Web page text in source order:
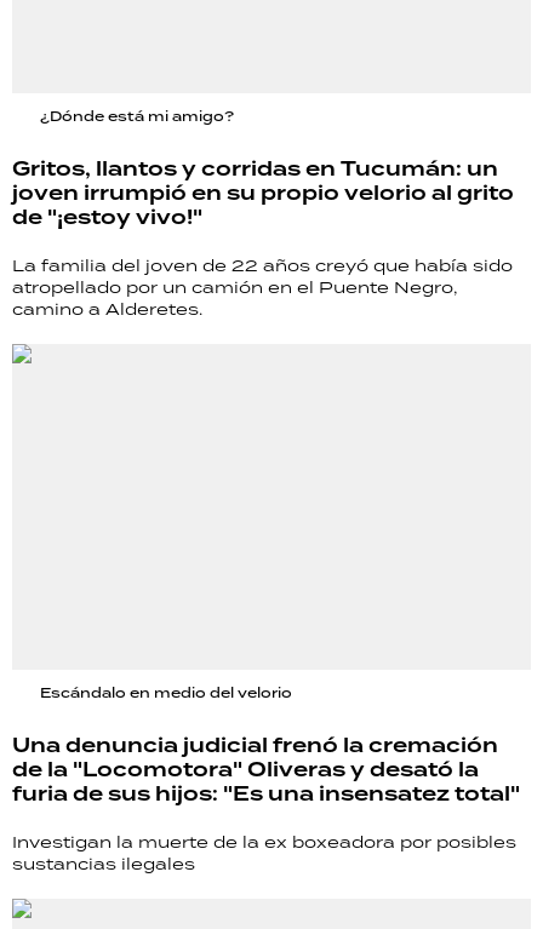
¿Dónde está mi amigo?
Gritos, llantos y corridas en Tucumán: un
joven irrumpió en su propio velorio al grito
de "¡estoy vivo!"
La familia del joven de 22 años creyó que había sido
atropellado por un camión en el Puente Negro,
camino a Alderetes.
Escándalo en medio del velorio
Una denuncia judicial frenó la cremación
de la "Locomotora" Oliveras y desató la
furia de sus hijos: "Es una insensatez total"
Investigan la muerte de la ex boxeadora por posibles
sustancias ilegales